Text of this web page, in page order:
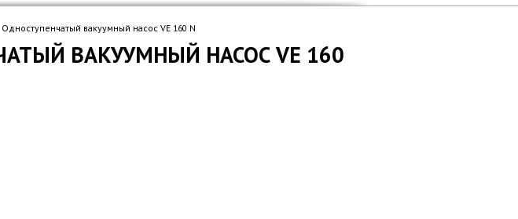
Одноступенчатый вакуумный насос VE 160 N
ВАКУУМНЫЙ НАСОС VE 160